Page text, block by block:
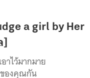
a girl by Her
าไว้มากมาย
ของคุณกัน